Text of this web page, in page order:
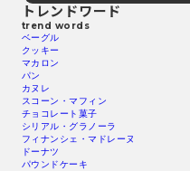
トレンドワード
trend words
ベーグル
クッキー
マカロン
パン
カヌレ
スコーン・マフィン
チョコレート菓子
シリアル・グラノーラ
フィナンシェ・マドレーヌ
ドーナツ
パウンドケーキ